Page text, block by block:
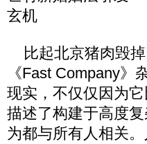
玄机
比起北京猪肉毁掉
《Fast Company》
现实，不仅仅因为
描述了构建于高度
为都与所有人相关